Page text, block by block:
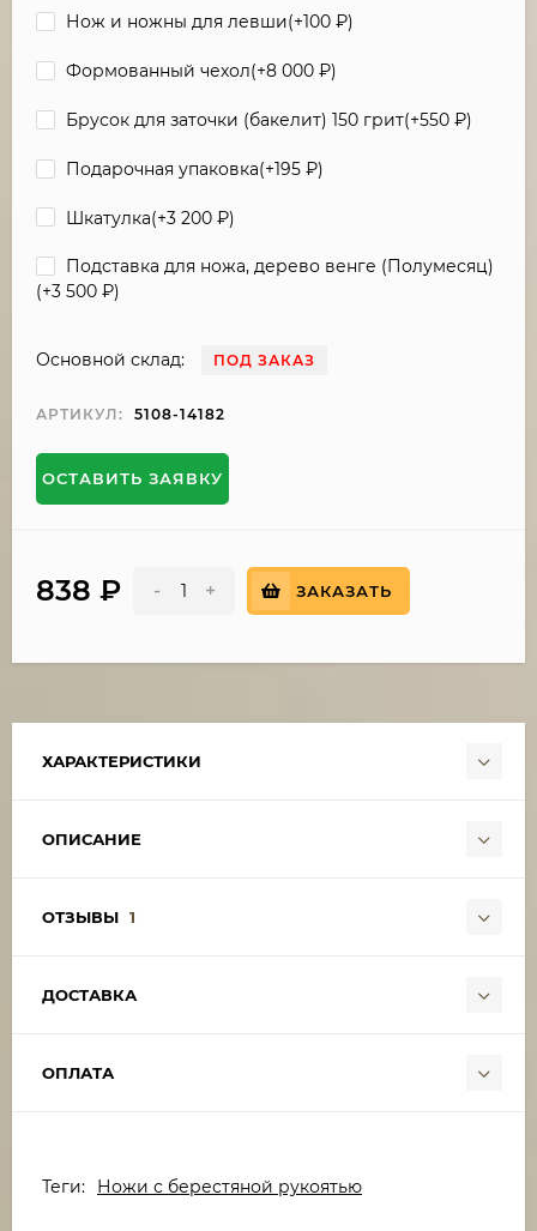
Нож и ножны для левши(+100 ₽)
Формованный чехол(+8 000 ₽)
Брусок для заточки (бакелит) 150 грит(+550 ₽)
Подарочная упаковка(+195 ₽)
Шкатулка(+3 200 ₽)
Подставка для ножа, дерево венге (Полумесяц)
(+3 500 ₽)
Основной склад: ПОД ЗАКАЗ
АРТИКУЛ: 5108-14182
ОСТАВИТЬ ЗАЯВКУ
838 ₽ - + ЗАКАЗАТЬ
ХАРАКТЕРИСТИКИ
ОПИСАНИЕ
ОТЗЫВЫ 1
ДОСТАВКА
ОПЛАТА
Теги: Ножи с берестяной рукоятью